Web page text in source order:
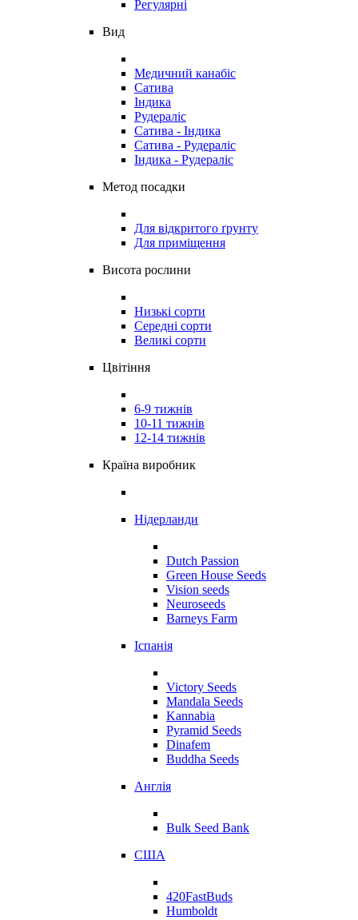
Регулярні
Вид
Медичний канабіс
Сатива
Індика
Рудераліс
Сатива - Індика
Сатива - Рудераліс
Індика - Рудераліс
Метод посадки
Для відкритого ґрунту
Для приміщення
Висота рослини
Низькі сорти
Середні сорти
Великі сорти
Цвітіння
6-9 тижнів
10-11 тижнів
12-14 тижнів
Країна виробник
Нідерланди
Dutch Passion
Green House Seeds
Vision seeds
Neuroseeds
Barneys Farm
Іспанія
Victory Seeds
Mandala Seeds
Kannabia
Pyramid Seeds
Dinafem
Buddha Seeds
Англія
Bulk Seed Bank
США
420FastBuds
Humboldt